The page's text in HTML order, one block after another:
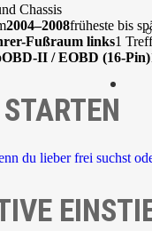
Chassis
2004–2008früheste bis
Fußraum links1
OBD-II / EOBD (16-Pin)
du lieber frei suchst